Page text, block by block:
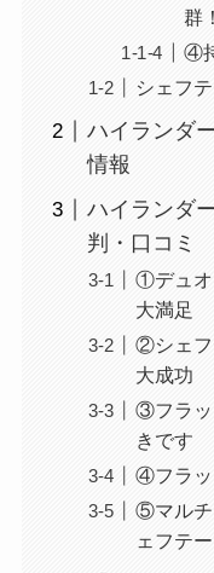
群！
④
シェフ
ハイランダ
情報
ハイランダ
判・口コミ
①デュオ
大満足
②シェフ
大成功
③フラッ
きです
④フラッ
⑤マルチ
ェフテ